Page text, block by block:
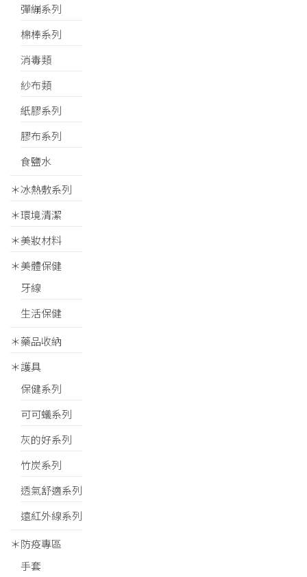
彈繃系列
棉棒系列
消毒類
紗布類
紙膠系列
膠布系列
食鹽水
＊冰熱敷系列
＊環境清潔
＊美妝材料
＊美體保健
牙線
生活保健
＊藥品收納
＊護具
保健系列
可可蟻系列
灰的好系列
竹炭系列
透氣舒適系列
遠紅外線系列
＊防疫專區
手套